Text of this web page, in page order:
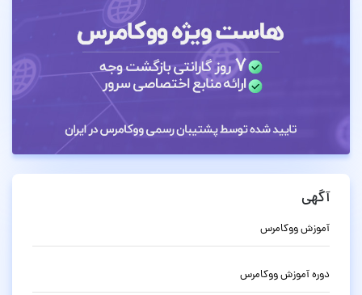
آگهی
آموزش ووکامرس
دوره آموزش ووکامرس